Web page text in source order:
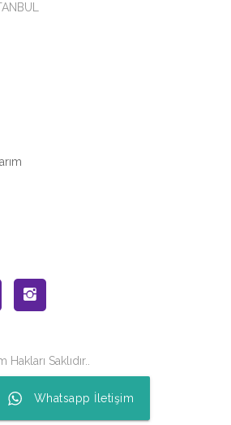
Saklıdır.
Whatsapp İletişim